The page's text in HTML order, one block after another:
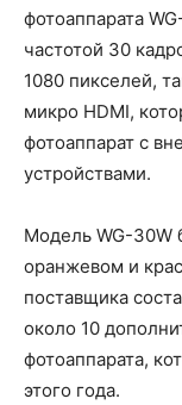
фотоаппарата
частотой 30
1080 пикселей,
микро HDMI,
фотоаппарат с
устройствами.
Модель WG-30W
оранжевом и
поставщика
около 10
фотоаппарата,
этого года.